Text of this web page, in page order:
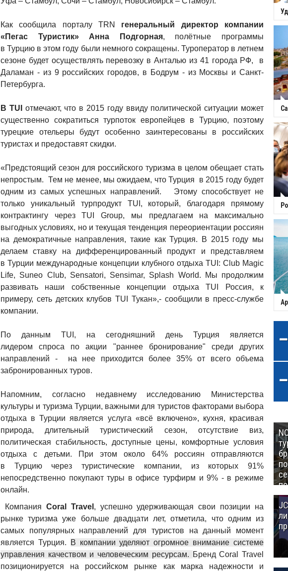
Как сообщила порталу TRN генеральный директор компании
«Пегас Туристик» Анна Подгорная, полётные программы
в Турцию в этом году были немного сокращены. Туроператор в летнем
сезоне будет осуществлять перевозку в Анталью из 41 города РФ, в
Даламан - из 9 российских городов, в Бодрум - из Москвы и Санкт-
Петербурга.
В TUI
отмечают, что в 2015 году ввиду политической ситуации может
существенно сократиться турпоток европейцев в Турцию, поэтому
турецкие отельеры будут особенно заинтересованы в российских
туристах и предоставят скидки.
«Предстоящий сезон для российского туризма в целом обещает стать
непростым. Тем не менее, мы ожидаем, что Турция в 2015 году будет
одним из самых успешных направлений. Этому способствует не
только уникальный турпродукт TUI, который, благодаря прямому
контрактингу через TUI Group, мы предлагаем на максимально
выгодных условиях, но и текущая тенденция переориентации россиян
на демократичные направления, такие как Турция. В 2015 году мы
делаем ставку на дифференцированный продукт и представляем
в Турции международные концепции клубного отдыха TUI: Club Magic
Life, Suneo Club, Sensatori, Sensimar, Splash World. Мы продолжим
развивать наши собственные концепции отдыха TUI Россия, к
примеру, сеть детских клубов TUI Тукан»,- сообщили в пресс-службе
компании.
По данным TUI, на сегодняшний день Турция является
лидером спроса по акции "раннее бронирование" среди других
направлений - на нее приходится более 35% от всего объема
забронированных туров.
Напомним, согласно недавнему исследованию Министерства
культуры и туризма Турции, важными для туристов факторами выбора
отдыха в Турции является услуга «всё включено», кухня, красивая
природа, длительный туристический сезон, отсутствие виз,
политическая стабильность, доступные цены, комфортные условия
отдыха с детьми. При этом около 64% россиян отправляются
в Турцию через туристические компании, из которых 91%
непосредственно покупают туры в офисе турфирм и 9% - в режиме
онлайн.
Компания Coral Travel , успешно удерживающая свои позиции на
рынке туризма уже больше двадцати лет, отметила, что одним из
самых популярных направлений для туристов на данный момент
является Турция.
В компании уделяют огромное внимание системе
управления качеством и человеческим ресурсам. Бренд Coral Travel
позиционируется на российском рынке как марка надежности и